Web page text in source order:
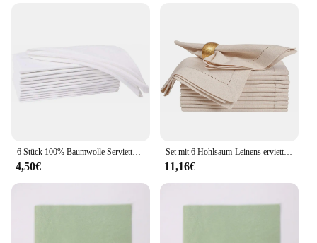
6 Stück 100% Baumwolle Serviette weiße Serviette weich saugfähig bequem-ideal für Veranstaltungen und regelmäßigen Gebrauch
4,50€
Set mit 6 Hohlsaum-Leinens ervietten Chistmas-Stoffs ervietten Naturfarben-Servietten Wasch bare Flachs tuchs erviette
11,16€